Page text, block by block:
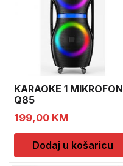
KARAOKE 1 MIKROFON
Q85
199,00 KM
Dodaj u košaricu